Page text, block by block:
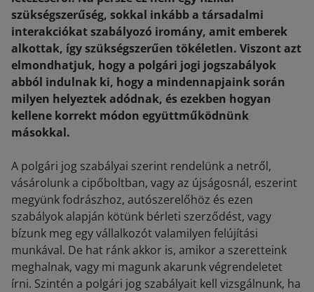
szükségszerűség, sokkal inkább a társadalmi
interakciókat szabályozó iromány, amit emberek
alkottak, így szükségszerűen tökéletlen. Viszont azt
elmondhatjuk, hogy a polgári jogi jogszabályok
abból indulnak ki, hogy a mindennapjaink során
milyen helyeztek adódnak, és ezekben hogyan
kellene korrekt módon együttműködnünk
másokkal.
A polgári jog szabályai szerint rendelünk a netről,
vásárolunk a cipőboltban, vagy az újságosnál, eszerint
megyünk fodrászhoz, autószerelőhöz és ezen
szabályok alapján kötünk bérleti szerződést, vagy
bízunk meg egy vállalkozót valamilyen felújítási
munkával. De hat ránk akkor is, amikor a szeretteink
meghalnak, vagy mi magunk akarunk végrendeletet
írni. Szintén a polgári jog szabályait kell vizsgálnunk, ha